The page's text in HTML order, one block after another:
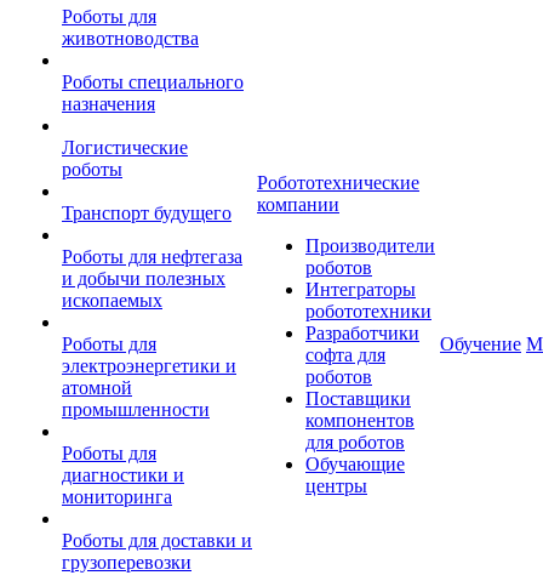
Роботы для
животноводства
Роботы специального
назначения
Логистические
роботы
Транспорт будущего
Роботы для нефтегаза
и добычи полезных
ископаемых
Роботы для
электроэнергетики и
атомной
промышленности
Роботы для
диагностики и
мониторинга
Роботы для доставки и
грузоперевозки
Робототехнические
компании
Производители
роботов
Интеграторы
робототехники
Разработчики
софта для
роботов
Поставщики
компонентов
для роботов
Обучающие
центры
Обучение